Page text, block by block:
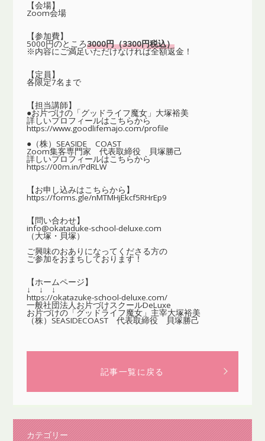
【会場】
Zoom会場
【参加費】
5000円のところ3000円（3300円税込）
※内容にご満足いただけなければ全額返金！
【定員】
各限定7名まで
【担当講師】
●お片づけの「グッドライフ魔女」大塚裕美
詳しいプロフィールはこちらから
https://www.goodlifemajo.com/profile
●（株）SEASIDE COAST
Zoom集客専門家 代表取締役 貝塚勝己
詳しいプロフィールはこちらから
https://00m.in/PdRLW
【お申し込みはこちらから】
https://forms.gle/nMTMHjEkcf5RHrEp9
【問い合わせ】
info@okataduke-school-deluxe.com
（大塚・貝塚）
ご興味のおありになってくださる方の
ご参加をおまちしております！
【ホームページ】
↓ ↓ ↓
https://okatazuke-school-deluxe.com/
一般社団法人お片づけスクールDeLuxe
お片づけの「グッドライフ魔女」主宰大塚裕美
（株）SEASIDECOAST 代表取締役 貝塚勝己
記事一覧に戻る
カテゴリー